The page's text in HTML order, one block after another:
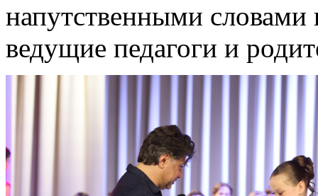
напутственными
ведущие педагоги и